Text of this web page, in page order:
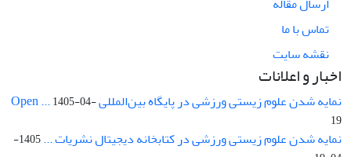
تماس با ما
نقشه سایت
اخبار و اعلانات
نمایه شدن علوم زیستی ورزشی در پایگاه بین‌المللی Open ...1405-04-
19
نمایه شدن علوم زیستی ورزشی در کتابخانه دیجیتال نشریات ...
1405-